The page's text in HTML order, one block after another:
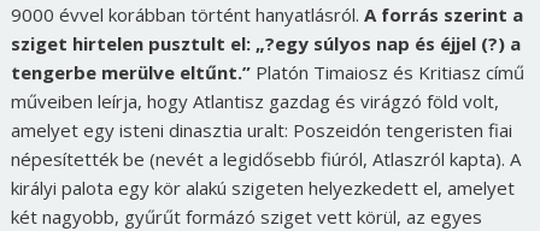
9000 évvel korábban történt hanyatlásról. A forrás szerint a
sziget hirtelen pusztult el: „?egy súlyos nap és éjjel (?) a
tengerbe merülve eltűnt.”Platón Timaiosz és Kritiasz című
műveiben leírja, hogy Atlantisz gazdag és virágzó föld volt,
amelyet egy isteni dinasztia uralt: Poszeidón tengeristen fiai
népesítették be (nevét a legidősebb fiúról, Atlaszról kapta). A
királyi palota egy kör alakú szigeten helyezkedett el, amelyet
két nagyobb, gyűrűt formázó sziget vett körül, az egyes